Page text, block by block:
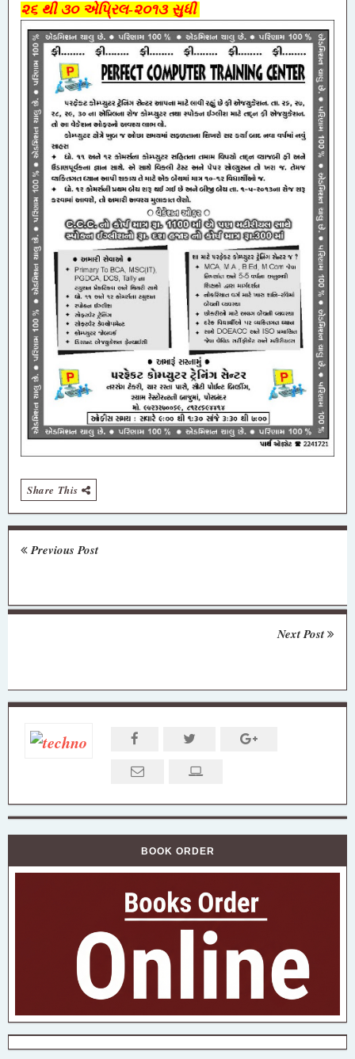
૨૬ થી ૩૦ એપ્રિલ-૨૦૧૩ સુધી
Share This
Previous Post
Next Post
BOOK ORDER